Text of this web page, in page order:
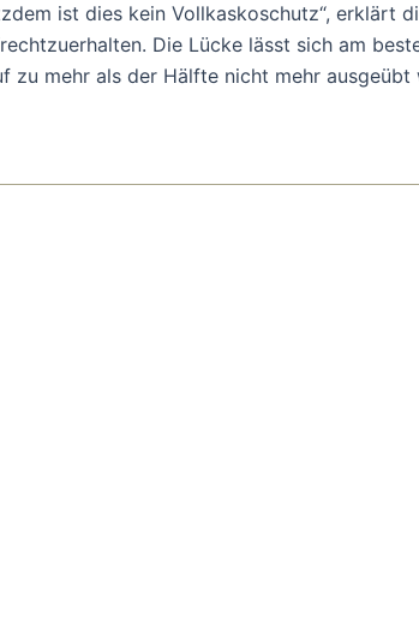
ist dies kein Vollkaskoschutz“, erklärt
Die Lücke lässt sich am
zu mehr als der Hälfte nicht mehr ausgeübt